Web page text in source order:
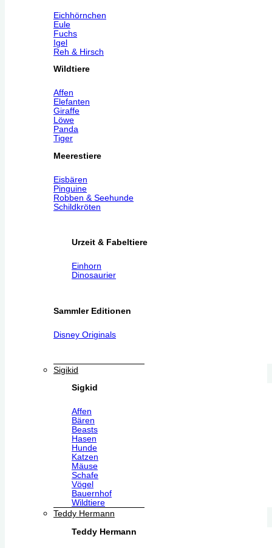
Eichhörnchen
Eule
Fuchs
Igel
Reh & Hirsch
Wildtiere
Affen
Elefanten
Giraffe
Löwe
Panda
Tiger
Meerestiere
Eisbären
Pinguine
Robben & Seehunde
Schildkröten
Urzeit & Fabeltiere
Einhorn
Dinosaurier
Sammler Editionen
Disney Originals
Sigikid
Sigkid
Affen
Bären
Beasts
Hasen
Hunde
Katzen
Mäuse
Schafe
Vögel
Bauernhof
Wildtiere
Teddy Hermann
Teddy Hermann